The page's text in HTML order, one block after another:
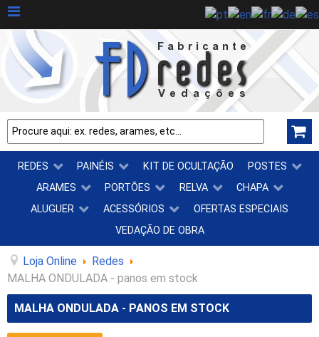
REDES PAINÉIS KIT DE OCULTAÇÃO
POSTES
ARAMES
PORTÕES RELVA
CHAPA
ALUGUER
ACESSÓRIOS
OFERTAS ESPECIAIS
VEDAÇÃO DE OBRA
Loja Online
Redes
MALHA ONDULADA - panos em stock
MALHA ONDULADA - PANOS EM STOCK